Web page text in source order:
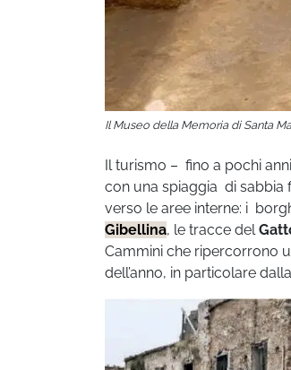
Il Museo della Memoria di Santa
Il turismo – fino a pochi
con una spiaggia di sabbia
verso le aree interne: i
Gibellina, le tracce del
Cammini che ripercorrono
dell’anno, in particolare